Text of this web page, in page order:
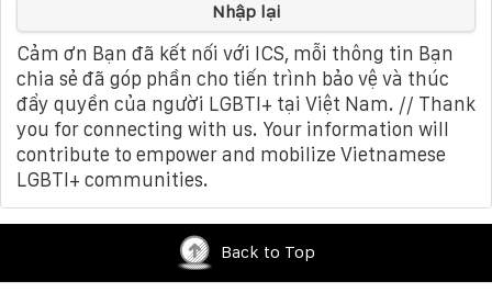
Nhập lại
Cảm ơn Bạn đã kết nối với ICS, mỗi thông tin Bạn
chia sẻ đã góp phần cho tiến trình bảo vệ và thúc
đẩy quyền của người LGBTI+ tại Việt Nam. // Thank
you for connecting with us. Your information will
contribute to empower and mobilize Vietnamese
LGBTI+ communities.
Back to Top